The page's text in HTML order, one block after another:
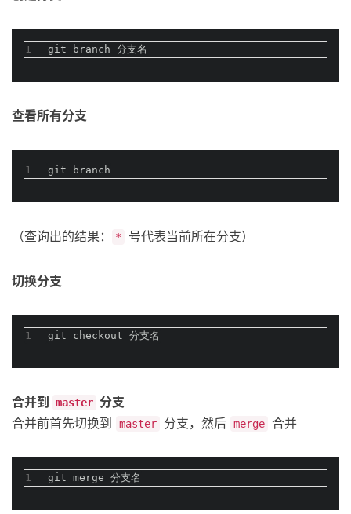
1 git branch 分支名
查看所有分支
1 git branch
（查询出的结果： * 号代表当前所在分支）
切换分支
1 git checkout 分支名
合并到 master 分支
合并前首先切换到
master 分支，然后 merge 合并
1 git merge 分支名